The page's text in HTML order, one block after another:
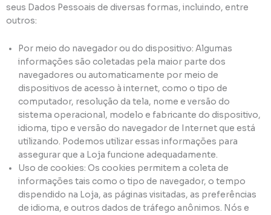
seus Dados Pessoais de diversas formas, incluindo, entre
outros:
Por meio do navegador ou do dispositivo: Algumas
informações são coletadas pela maior parte dos
navegadores ou automaticamente por meio de
dispositivos de acesso à internet, como o tipo de
computador, resolução da tela, nome e versão do
sistema operacional, modelo e fabricante do dispositivo,
idioma, tipo e versão do navegador de Internet que está
utilizando. Podemos utilizar essas informações para
assegurar que a Loja funcione adequadamente.
Uso de cookies: Os cookies permitem a coleta de
informações tais como o tipo de navegador, o tempo
dispendido na Loja, as páginas visitadas, as preferências
de idioma, e outros dados de tráfego anônimos. Nós e